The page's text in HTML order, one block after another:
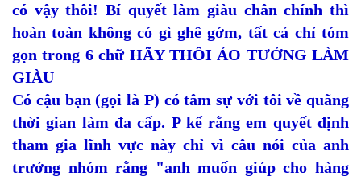
có vậy thôi! Bí quyết làm giàu chân chính thì
hoàn toàn không có gì ghê gớm, tất cả chỉ tóm
gọn trong 6 chữ HÃY THÔI ẢO TƯỞNG LÀM
GIÀU
Có cậu bạn (gọi là P) có tâm sự với tôi về quãng
thời gian làm đa cấp. P kể rằng em quyết định
tham gia lĩnh vực này chỉ vì câu nói của anh
trưởng nhóm rằng "anh muốn giúp cho hàng